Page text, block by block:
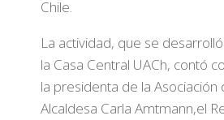
Chile.
La actividad, que se
la Casa Central UACh, contó
la presidenta de la Asociación
Alcaldesa Carla Amtmann,el